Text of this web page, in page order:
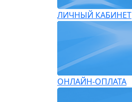
ЛИЧНЫЙ КАБИНЕТ
ОНЛАЙН-ОПЛАТА